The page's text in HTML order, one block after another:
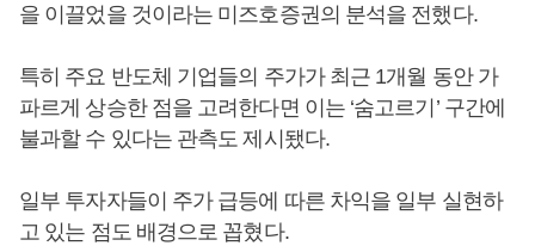
을 이끌었을 것이라는 미즈호증권의 분석을 전했다.
특히 주요 반도체 기업들의 주가가 최근 1개월 동안 가
파르게 상승한 점을 고려한다면 이는 ‘숨고르기’ 구간에
불과할 수 있다는 관측도 제시됐다.
일부 투자자들이 주가 급등에 따른 차익을 일부 실현하
고 있는 점도 배경으로 꼽혔다.